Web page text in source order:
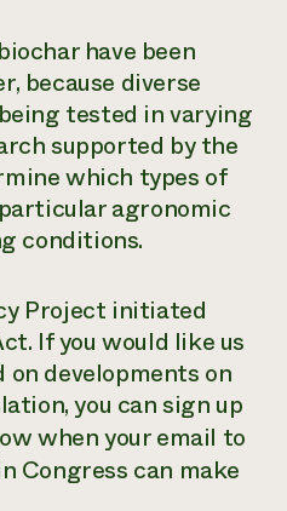
have been
because diverse
tested in varying
supported by the
which types of
agronomic
conditions.
Project initiated
If you would like us
developments on
you can sign up
when your email to
Congress can make